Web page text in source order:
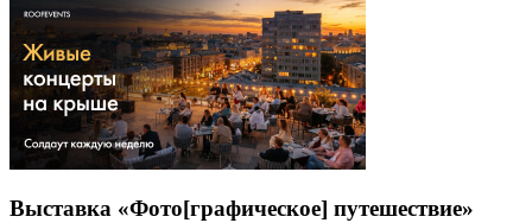
Выставка «Фото[графическое] путешествие»